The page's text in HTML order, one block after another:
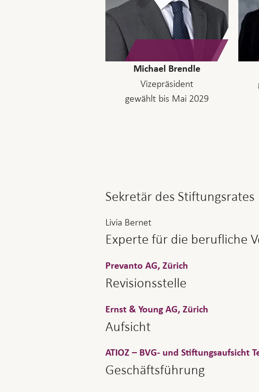
Michael Brendle
Vizepräsident
gewählt bis Mai 2029
Sekretär des Stiftungsrates
Livia Bernet
Experte für die berufliche
Prevanto AG, Zürich
Revisionsstelle
Ernst & Young AG, Zürich
Aufsicht
ATIOZ – BVG- und Stiftungsaufsicht
Geschäftsführung